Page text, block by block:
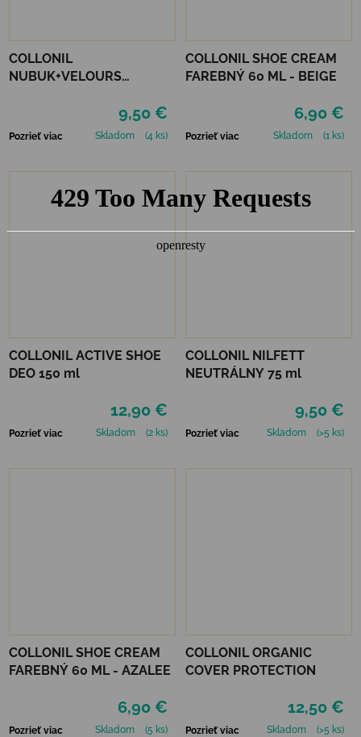
COLLONIL
NUBUK+VELOURS
9,50 €
Pozrieť viac Skladom (4 ks)
COLLONIL SHOE CREAM
FAREBNÝ 60 ML - BEIGE
6,90 €
Pozrieť viac Skladom (1 ks)
COLLONIL ACTIVE SHOE
DEO 150 ml
12,90 €
Pozrieť viac Skladom (2 ks)
COLLONIL NILFETT
NEUTRÁLNY 75 ml
9,50 €
Pozrieť viac Skladom (>5 ks)
COLLONIL SHOE CREAM
FAREBNÝ 60 ML - AZALEE
6,90 €
Pozrieť viac Skladom (5 ks)
COLLONIL ORGANIC
COVER PROTECTION
12,50 €
Pozrieť viac Skladom (>5 ks)